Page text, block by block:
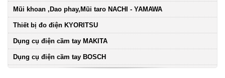
Mũi khoan ,Dao phay,Mũi taro NACHI - YAMAWA
Thiết bị đo điện KYORITSU
Dụng cụ điện cầm tay MAKITA
Dụng cụ điện cầm tay BOSCH